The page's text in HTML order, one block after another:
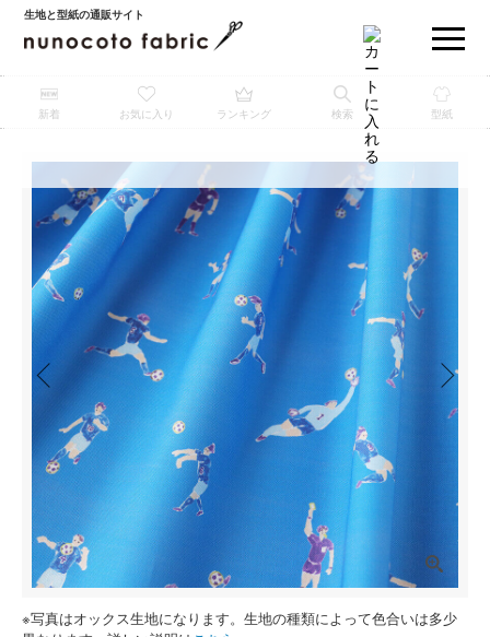
生地と型紙の通販サイト
新着 お気に入り ランキング 検索 型紙
※写真はオックス生地になります。生地の種類によって色合いは多少